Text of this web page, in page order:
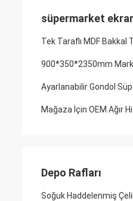
süpermarket
Tek Taraflı MDF
900*350*2350mm
Ayarlanabilir Gondol
Mağaza İçin OEM Ağır
Depo Rafları
Soğuk Haddelenmiş